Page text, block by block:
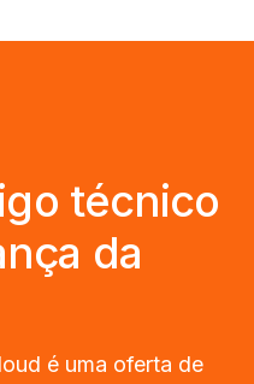
técnico
da
é uma oferta de